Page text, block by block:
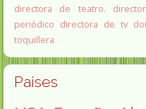
directora de teatro.
periódico directora de tv
toquillera
Paises